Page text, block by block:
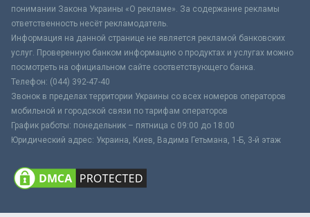
понимании Закона Украины «О рекламе». За содержание рекламы
ответственность несёт рекламодатель.
Информация на данной странице не является рекламой банковских
услуг. Проверенную банком информацию о продуктах и услугах можно
посмотреть на официальном сайте соответствующего банка.
Телефон: (044) 392-47-40
Звонок в пределах территории Украины со всех номеров операторов
мобильной и городской связи по тарифам операторов
График работы: понедельник – пятница с 09:00 до 18:00
Юридический адрес: Украина, Киев, Вадима Гетьмана, 1-Б, 3-й этаж